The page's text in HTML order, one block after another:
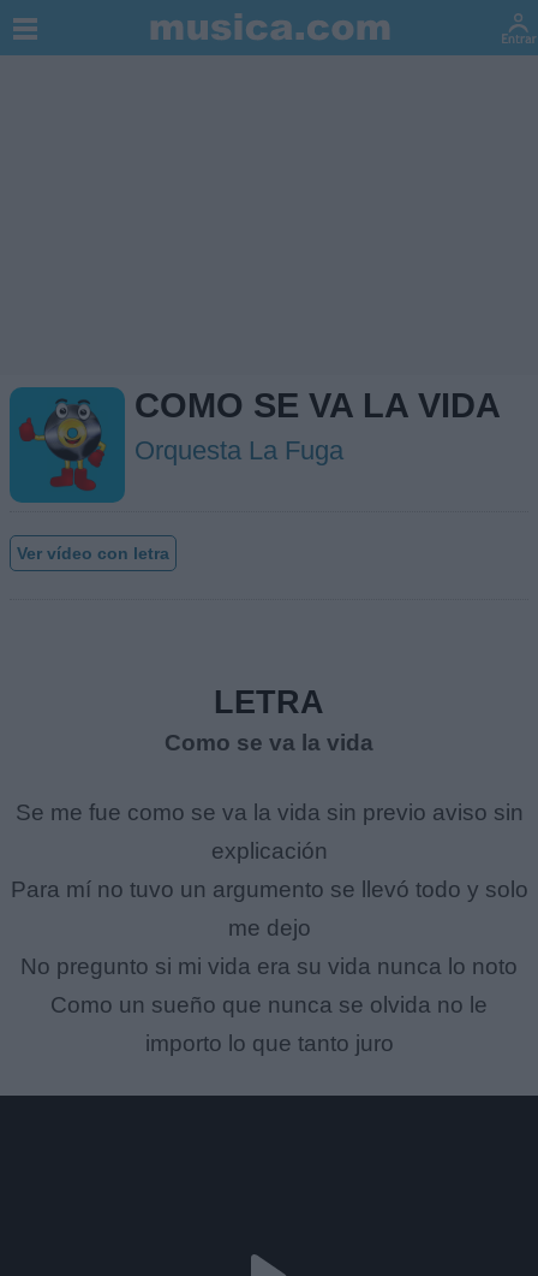
COMO SE VA LA VIDA
Orquesta La Fuga
Ver vídeo con letra
LETRA
Como se va la vida
Se me fue como se va la vida sin previo aviso sin
explicación
Para mí no tuvo un argumento se llevó todo y solo
me dejo
No pregunto si mi vida era su vida nunca lo noto
Como un sueño que nunca se olvida no le
importo lo que tanto juro